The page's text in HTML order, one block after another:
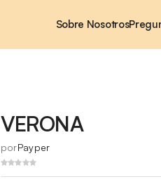
Sobre Nosotros
VERONA
porPayper